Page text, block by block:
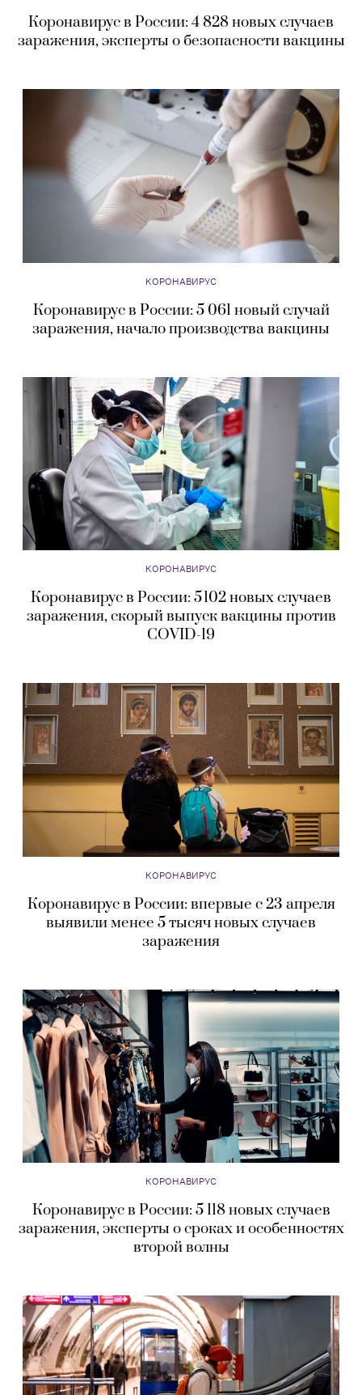
Коронавирус в России: 4 828 новых случаев
заражения, эксперты о безопасности вакцины
КОРОНАВИРУС
Коронавирус в России: 5 061 новый случай
заражения, начало производства вакцины
КОРОНАВИРУС
Коронавирус в России: 5 102 новых случаев
заражения, скорый выпуск вакцины против
COVID-19
КОРОНАВИРУС
Коронавирус в России: впервые с 23 апреля
выявили менее 5 тысяч новых случаев
заражения
КОРОНАВИРУС
Коронавирус в России: 5 118 новых случаев
заражения, эксперты о сроках и особенностях
второй волны